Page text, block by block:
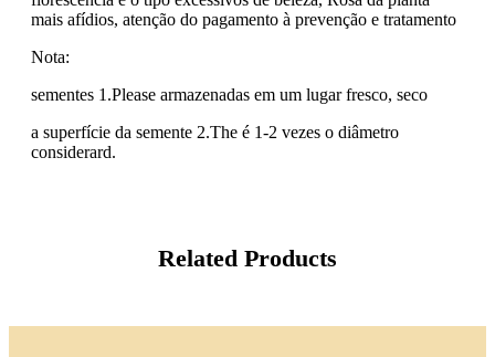
mais afídios, atenção do pagamento à prevenção e tratamento
Nota:
sementes 1.Please armazenadas em um lugar fresco, seco
a superfície da semente 2.The é 1-2 vezes o diâmetro
considerard.
Related Products